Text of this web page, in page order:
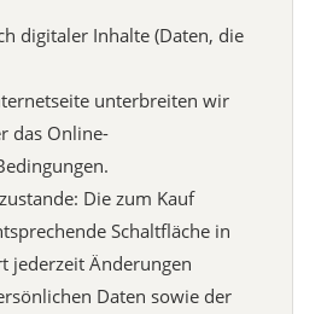
digitaler Inhalte (Daten, die
unterbreiten wir
das Online-
Die zum Kauf
Schaltfläche in
jederzeit Änderungen
Daten sowie der